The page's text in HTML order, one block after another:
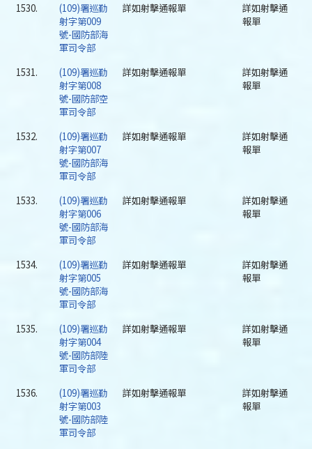
1530.
(109)署巡勤
射字第009
號-國防部海
軍司令部
詳如射擊通報單
詳如射擊通
報單
1531.
(109)署巡勤
射字第008
號-國防部空
軍司令部
詳如射擊通報單
詳如射擊通
報單
1532.
(109)署巡勤
射字第007
號-國防部海
軍司令部
詳如射擊通報單
詳如射擊通
報單
1533.
(109)署巡勤
射字第006
號-國防部海
軍司令部
詳如射擊通報單
詳如射擊通
報單
1534.
(109)署巡勤
射字第005
號-國防部海
軍司令部
詳如射擊通報單
詳如射擊通
報單
1535.
(109)署巡勤
射字第004
號-國防部陸
軍司令部
詳如射擊通報單
詳如射擊通
報單
1536.
(109)署巡勤
射字第003
號-國防部陸
軍司令部
詳如射擊通報單
詳如射擊通
報單